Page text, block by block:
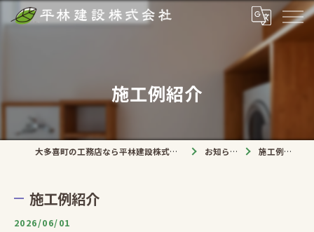
施工例紹介
大多喜町の工務店なら平林建設株式会社 お知らせ 施工例紹介
施工例紹介
2026/06/01